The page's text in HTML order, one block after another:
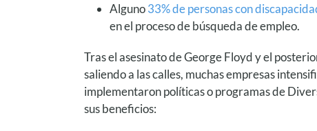
Alguno33% de personas con
en el proceso de búsqueda de empleo.
Tras el asesinato de George Floyd y el
saliendo a las calles, muchas empresas
implementaron políticas o programas de
sus beneficios: